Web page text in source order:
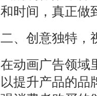
和时间，真正做
二、创意独特，
在动画广告领域
以提升产品的品